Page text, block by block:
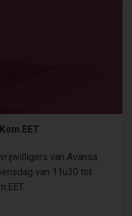
van Avansa
van 11u30 tot